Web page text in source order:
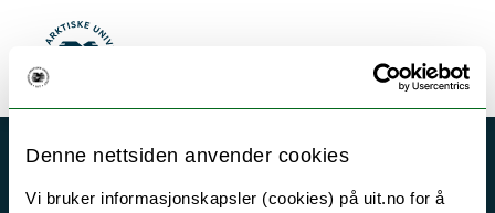
Denne nettsiden anvender cookies
Vi bruker informasjonskapsler (cookies) på uit.no for å
Gå til hovedinnhold
UiT Norges arktiske universitet Meny
Akutt hjelp
Si ifra!
Driftsmeldinger